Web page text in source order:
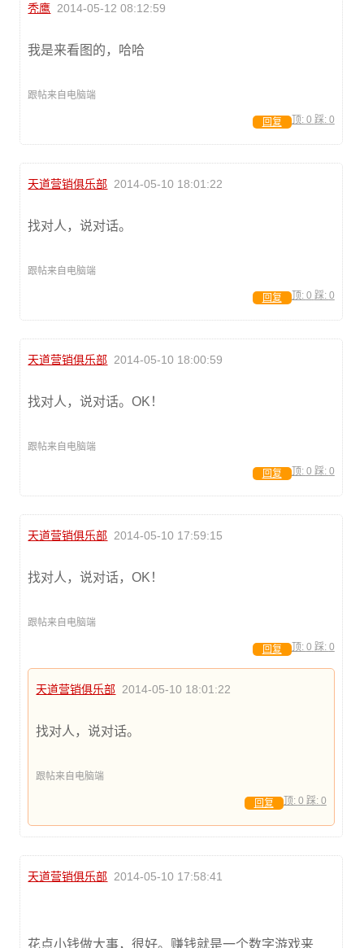
秃鹰 2014-05-12 08:12:59
我是来看图的，哈哈
跟帖来自电脑端
顶: 0 踩: 0
回复
天道营销俱乐部 2014-05-10 18:01:22
找对人，说对话。
跟帖来自电脑端
顶: 0 踩: 0
回复
天道营销俱乐部 2014-05-10 18:00:59
找对人，说对话。OK！
跟帖来自电脑端
顶: 0 踩: 0
回复
天道营销俱乐部 2014-05-10 17:59:15
找对人，说对话，OK！
跟帖来自电脑端
顶: 0 踩: 0
回复
天道营销俱乐部 2014-05-10 18:01:22
找对人，说对话。
跟帖来自电脑端
顶: 0 踩: 0
回复
天道营销俱乐部 2014-05-10 17:58:41
花点小钱做大事，很好。赚钱就是一个数字游戏来